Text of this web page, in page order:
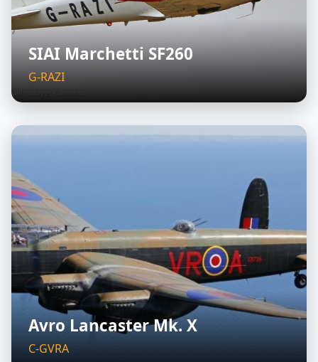
SIAI Marchetti SF260
G-RAZI
Avro Lancaster Mk. X
C-GVRA